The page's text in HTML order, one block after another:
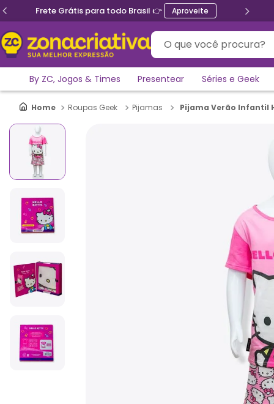
Frete Grátis para todo Brasil 👉 Aproveite
O que você procura?
By ZC, Jogos & Times Presentear Séries e Geek
Roupas Geek Pijamas Pijama Verão Infantil